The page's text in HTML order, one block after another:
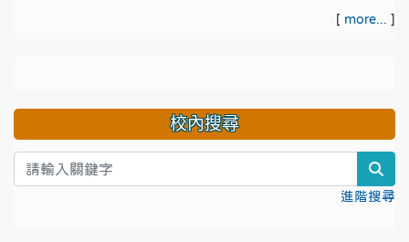
[ more... ]
校內搜尋
進階搜尋